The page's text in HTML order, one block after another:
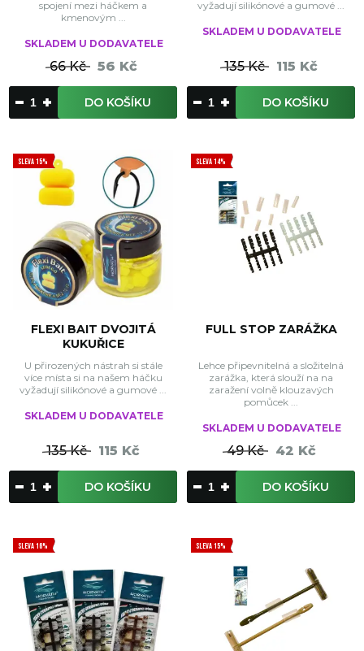
spojení mezi háčkem a
kmenovým ...
SKLADEM U DODAVATELE
66 Kč 56 Kč
DO KOŠÍKU
vyžadují silikónové a gumové ...
SKLADEM U DODAVATELE
135 Kč 115 Kč
DO KOŠÍKU
SLEVA 15%
FLEXI BAIT DVOJITÁ
KUKUŘICE
U přirozených nástrah si stále
více místa si na našem háčku
vyžadují silikónové a gumové ...
SKLADEM U DODAVATELE
135 Kč 115 Kč
DO KOŠÍKU
SLEVA 14%
FULL STOP ZARÁŽKA
Lehce připevnitelná a složitelná
zarážka, která slouží na na
zaražení volně klouzavých
pomůcek ...
SKLADEM U DODAVATELE
49 Kč 42 Kč
DO KOŠÍKU
SLEVA 16% SLEVA 15%